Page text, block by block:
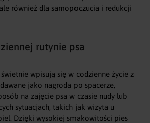
również dla samopoczucia i redukcji
rutynie psa
wpisują się w codzienne życie z
jako nagroda po spacerze,
na zajęcie psa w czasie nudy lub
sytuacjach, takich jak wizyta u
Dzięki wysokiej smakowitości pies